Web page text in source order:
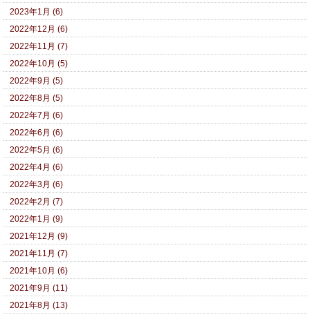
2023年1月 (6)
2022年12月 (6)
2022年11月 (7)
2022年10月 (5)
2022年9月 (5)
2022年8月 (5)
2022年7月 (6)
2022年6月 (6)
2022年5月 (6)
2022年4月 (6)
2022年3月 (6)
2022年2月 (7)
2022年1月 (9)
2021年12月 (9)
2021年11月 (7)
2021年10月 (6)
2021年9月 (11)
2021年8月 (13)